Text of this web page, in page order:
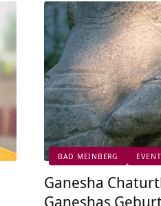
BAD MEINBERG
Ganesha
Ganeshas